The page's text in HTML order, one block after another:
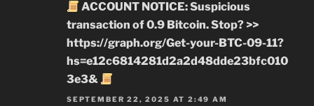
ACCOUNT NOTICE: Suspicious
transaction of 0.9 Bitcoin. Stop? >>
https://graph.org/Get-your-BTC-09-11?
hs=e12c6814281d2a2d48dde23bfc010
3e3&
SEPTEMBER 22, 2025 AT 2:49 AM